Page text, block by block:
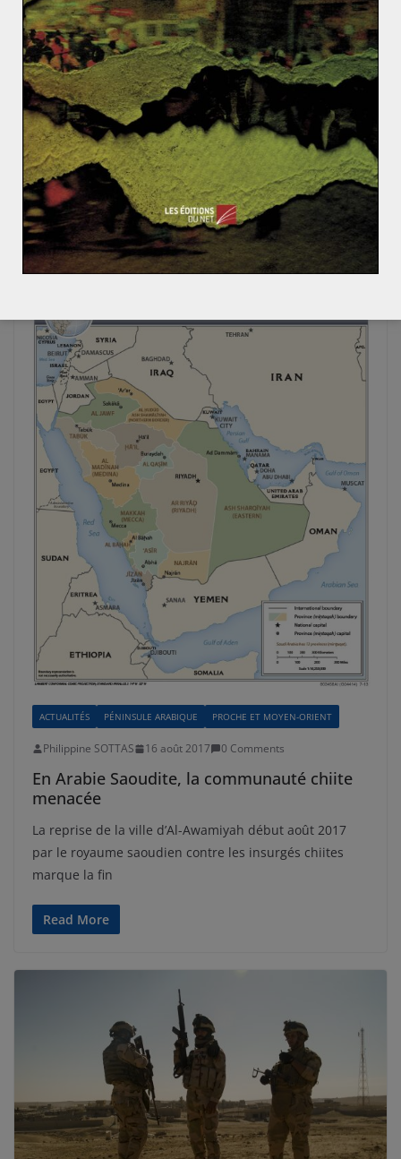
ACTUALITÉS GÉOÉCONOMIE
PÉNINSULE ARABIQUE
PROCHE ET MOYEN-ORIENT
Hugo CARRIE 27 août 2017 0 Comments
Le sport power qatari : une périlleuse
aubaine ?
A l’occasion de la signature ultra-médiatisée du
brésilien Neymar au Paris Saint-Germain, le Qatar a
réaffirmé ses ambitions en termes
Read More
ACTUALITÉS PÉNINSULE ARABIQUE PROCHE ET MOYEN-ORIENT
Philippine SOTTAS 16 août 2017 0 Comments
En Arabie Saoudite, la communauté chiite
menacée
La reprise de la ville d’Al-Awamiyah début août 2017
par le royaume saoudien contre les insurgés chiites
marque la fin
Read More